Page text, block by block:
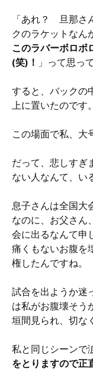
「あれ？ 旦那さ
クのラケットな
このラバーボロボ
(笑)！ 」って思っ
すると、バックの
上に置いたのです。
この場面で私、
だって、悲しす
ない人なんて、い
息子さんは全国大
なのに、お父さん
会に出るなんて申
痛くもないお腹を
権したんですね。
試合を出ようか迷
は私がお腹壊そう
垣間見られ、切な
私と同じシーンで
をとりますので正